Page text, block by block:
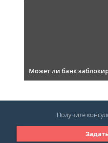
Может ли банк
Получите